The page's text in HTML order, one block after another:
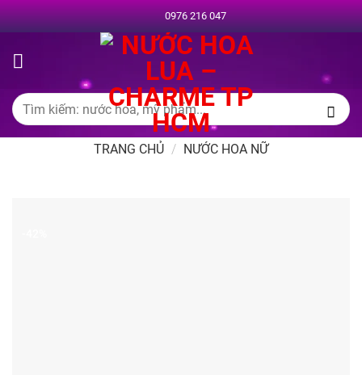
Chuyển
đến
dung
0976 216 047
Tìm
kiếm:
TRANG CHỦ / NƯỚC HOA NỮ